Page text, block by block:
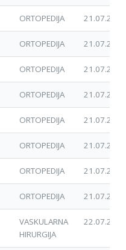
ORTOPEDIJA 21.07.2025
ORTOPEDIJA 21.07.2025
ORTOPEDIJA 21.07.2025
ORTOPEDIJA 21.07.2025
ORTOPEDIJA 21.07.2025
ORTOPEDIJA 21.07.2025
ORTOPEDIJA 21.07.2025
ORTOPEDIJA 21.07.2025
VASKULARNA
HIRURGIJA
22.07.2025